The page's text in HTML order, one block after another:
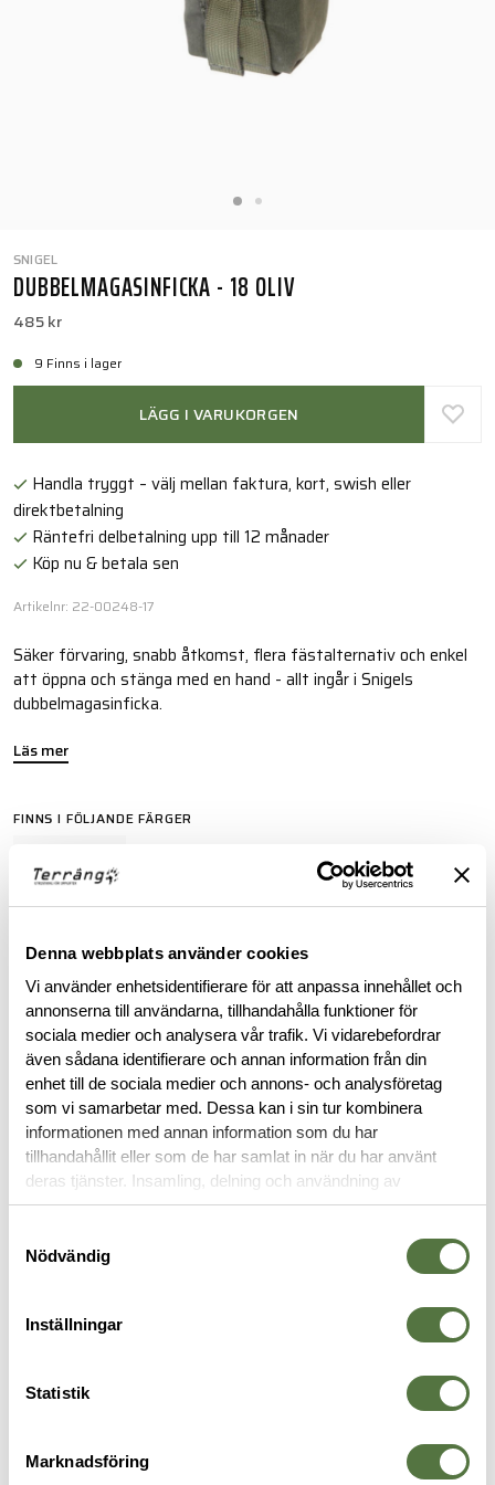
Denna webbplats använder cookies
Vi använder enhetsidentifierare för att anpassa innehållet och
annonserna till användarna, tillhandahålla funktioner för
sociala medier och analysera vår trafik. Vi vidarebefordrar
även sådana identifierare och annan information från din
enhet till de sociala medier och annons- och analysföretag
som vi samarbetar med. Dessa kan i sin tur kombinera
informationen med annan information som du har
tillhandahållit eller som de har samlat in när du har använt
deras tjänster. Insamling, delning och användning av
personuppgifter kan användas för personalisering av
Nödvändig
Inställningar
Statistik
Marknadsföring
SNIGEL
DUBBELMAGASINFICKA - 18 OLIV
485 kr
9 Finns i lager
LÄGG I VARUKORGEN
Handla tryggt – välj mellan faktura, kort, swish eller
direktbetalning
Räntefri delbetalning upp till 12 månader
Köp nu & betala sen
Artikelnr: 22-00248-17
Säker förvaring, snabb åtkomst, flera fästalternativ och enkel
att öppna och stänga med en hand - allt ingår i Snigels
dubbelmagasinficka.
Läs mer
FINNS I FÖLJANDE FÄRGER
BESKRIVNING
RECENSIONER
OM VARUMÄRKET